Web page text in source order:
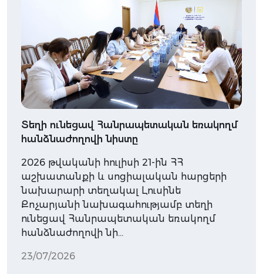
Տեղի ունեցավ Հանրապետական եռակողմ
հանձնաժողովի նիստը
2026 թվականի հուլիսի 21-ին ՀՀ
աշխատանքի և սոցիալական հարցերի
նախարարի տեղակալ Լուսինե
Քոչարյանի նախագահությամբ տեղի
ունեցավ Հանրապետական եռակողմ
հանձնաժողովի նի…
23/07/2026